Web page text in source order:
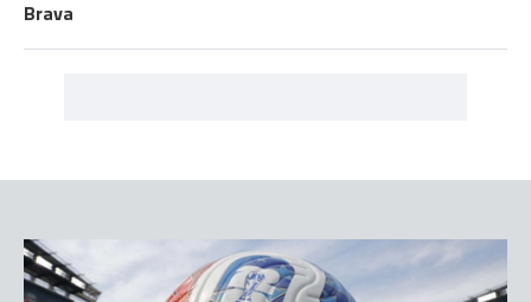
Brava